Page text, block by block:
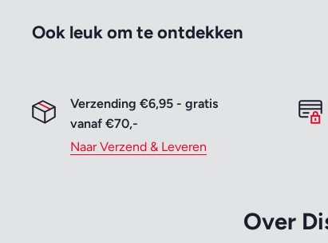
Ook leuk om te ontdekken
Verzending €6,95 - gratis
vanaf €70,-
Naar Verzend & Leveren
Over